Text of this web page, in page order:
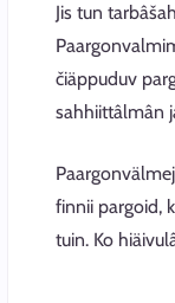
Jis tun
čiäppuduv
sahhiittâlmân
finnii pargoid,
tuin. Ko